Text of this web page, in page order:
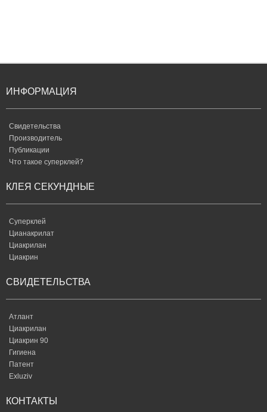
ИНФОРМАЦИЯ
Свидетельства
Производитель
Публикации
Что такое суперклей?
КЛЕЯ СЕКУНДНЫЕ
Суперклей
Цианакрилат
Циакрилан
Циакрин
СВИДЕТЕЛЬСТВА
Атлант
Циакрилан
Циакрин 90
Гигиена
Патент
Exluziv
КОНТАКТЫ